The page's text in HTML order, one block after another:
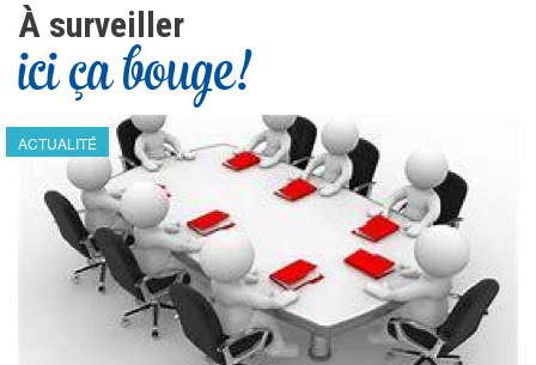
À surveiller
ici ça bouge!
ACTUALITÉ